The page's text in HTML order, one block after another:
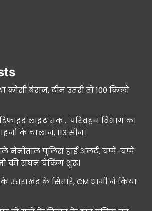
कोसी बैराज, टीम उतरी तो 100 किलो
लाइट तक… परिवहन विभाग का
के चालान, 113 सीज।
नैनीताल पुलिस हाई अलर्ट, चप्पे-चप्पे
की सघन चेकिंग शुरू।
के सितारे, CM धामी ने किया